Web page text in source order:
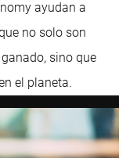
ayudan a
no solo son
sino que
el planeta.